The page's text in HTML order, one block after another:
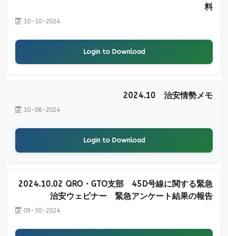
料
10-10-2024
Login to Download
2024.10 治安情勢メモ
10-08-2024
Login to Download
2024.10.02 QRO・GTO支部 45D号線に関する緊急
治安ウェビナー 緊急アンケート結果の報告
09-30-2024